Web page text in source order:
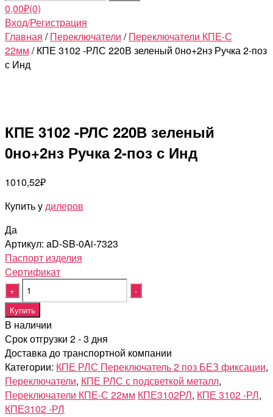
0,00₽(0)
Вход/Регистрация
Главная /Переключатели /Переключатели КПЕ-С
22мм / КПЕ 3102 -РЛС 220В зеленый 0но+2нз Ручка 2-поз
с Инд
КПЕ 3102 -РЛС 220В зеленый
0но+2нз Ручка 2-поз с Инд
1010,52₽
Купить удилеров
Да
Артикул: aD-SB-0Ai-7323
Паспорт изделия
Cертификат
Quantity
Купить
В наличии
Срок отгрузки 2 - 3 дня
Доставка до транспортной компании
Категории: КПЕ РЛС Переключатель 2 поз БЕЗ фиксации,
Переключатели, КПЕ РЛС с подсветкой металл,
Переключатели КПЕ-С 22мм КПЕ3102РЛ, КПЕ 3102 -РЛ,
КПЕ3102 -РЛ